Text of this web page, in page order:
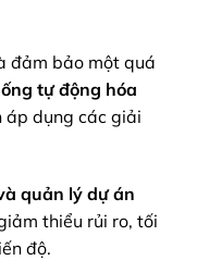
đảm bảo một quá
tự động hóa
áp dụng các giải
quản lý dự án
thiểu rủi ro, tối
độ.